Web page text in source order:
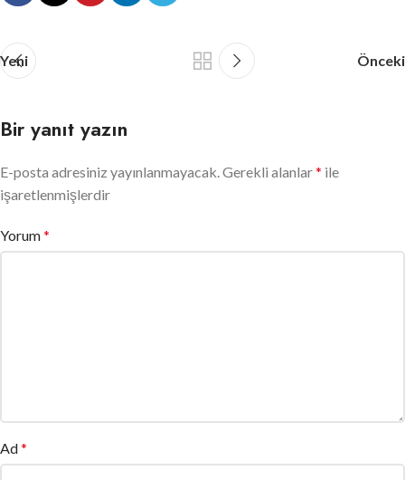
Yeni Önceki
Bir yanıt yazın
E-posta adresiniz yayınlanmayacak. Gerekli alanlar* ile
işaretlenmişlerdir
Yorum*
Ad*